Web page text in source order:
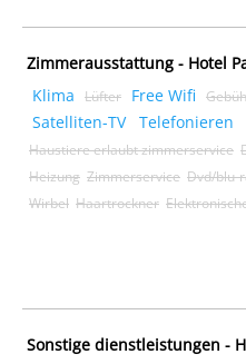
Zimmerausstattung - Hotel
Klima
Lüfter Free Wifi
Satelliten-TV Telefonieren
Haustiere erlaubt zimmerservice
Heizung Zimmerservice Dvd/blu-
Wirbel Haartrockner
Sonstige dienstleistungen -